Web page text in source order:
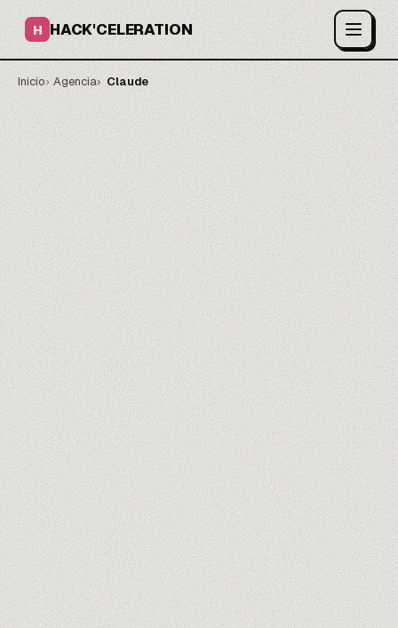
H HACK'CELERATION
Inicio Agencia Claude
Claude, puesta a trabajar.
tu@empresa.com
Reservar auditoría gratis 60min →
Sin spam, nunca. Cancela en un clic.
TRUSTPILOT